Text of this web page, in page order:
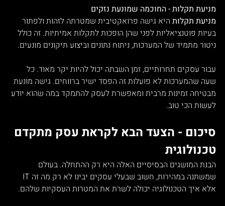
מניעת תקלות - החוכמה שמונעת נזקים
מניעת תקלות היא גישה פרואקטיבית שמטרתה לזהות ולפתור
בעיות פוטנציאליות לפני שהן הופכות לתקלות אמיתיות. זה כולל
ניטור מתמיד של המערכות, ניתוח נתונים וביצוע תיקונים מונעים.
עבור עסקים תחרותיים, זמן השבתה יכול להיות יקר מאוד. כל
שעה שהמערכות לא פועלות זה הפסד ישיר ברווחים. גישה מונעת
מבטיחה זמינות מרבית ומאפשרת לעסק להתמקד במה שהוא יודע
לעשות הכי טוב.
סיכום - הצעד הבא לקראת עסק מתקדם
טכנולוגית
הבנת המושגים הבסיסיים האלה היא רק ההתחלה. בעולם
אלא איך הטכנולוגיה יכולה לשרת את המטרות העסקיות שלהם.